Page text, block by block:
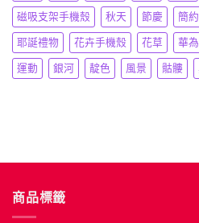
磁吸支架手機殼 秋天 節慶 簡約
耶誕禮物 花卉手機殼 花草 華
運動 銀河 靛色 風景 骷髏
商品標籤